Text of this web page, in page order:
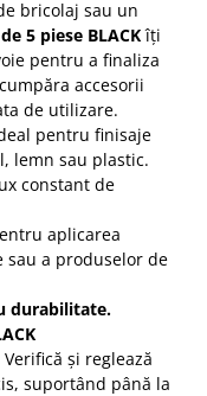
bricolaj sau un
5 piese BLACKîți
pentru a finaliza
accesorii
de utilizare.
pentru finisaje
lemn sau plastic.
constant de
aplicarea
a produselor de
durabilitate.
Verifică și reglează
suportând până la